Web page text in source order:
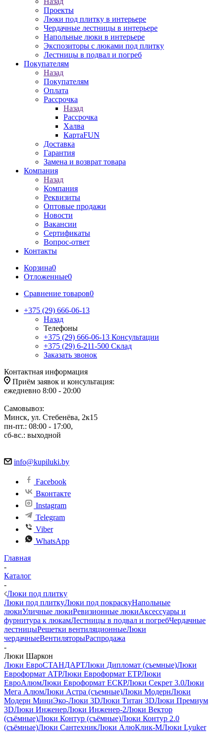
Проекты
Люки под плитку в интерьере
Чердачные лестницы в интерьере
Напольные люки в интерьере
Экспозиторы с люками под плитку
Лестницы в подвал и погреб
Покупателям
Назад
Покупателям
Оплата
Рассрочка
Назад
Рассрочка
Халва
КартаFUN
Доставка
Гарантия
Замена и возврат товара
Компания
Назад
Компания
Реквизиты
Оптовые продажи
Новости
Вакансии
Сертификаты
Вопрос-ответ
Контакты
Корзина0
Отложенные0
Сравнение товаров0
+375 (29) 666-06-13
Назад
Телефоны
+375 (29) 666-06-13 Консультации
+375 (29) 6-211-500 Склад
Заказать звонок
Контактная информация
Приём заявок и консультация:
ежедневно 8:00 - 20:00
Самовывоз:
Минск, ул. Стебенёва, 2к15
пн-пт.: 08:00 - 17:00,
сб-вс.: выходной
info@kupiluki.by
Facebook
Вконтакте
Instagram
Telegram
Viber
WhatsApp
Главная
-
Каталог
-
Люки под плитку
Люки под плиткуЛюки под покраскуНапольные
люкиУличные люкиРевизионные люкиАксессуары и
фурнитура к люкамЛестницы в подвал и погребЧердачные
лестницыРешетки вентиляционныеЛюки
чердачныеВентиляторыРаспродажа
-
Люки Шаркон
Люки ЕвроСТАНДАРТЛюки Дипломат (съемные)Люки
Евроформат АТРЛюки Евроформат ЕТРЛюки
ЕвроАлюмЛюки Евроформат ЕСКРЛюки Секрет 3.0Люки
Мега АлюмЛюки Астра (съемные)Люки МодернЛюки
Модерн МиниЭко-Люки 3DЛюки Титан 3DЛюки Премиум
3DЛюки ИнженерЛюки Инженер-2Люки Вектор
(съёмные)Люки Контур (съёмные)Люки Контур 2.0
(съёмные)Люки СантехникЛюки АлюКлик-МЛюки Lyuker